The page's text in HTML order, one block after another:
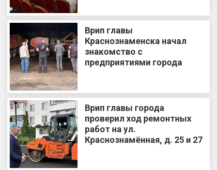
Врип главы
Краснознаменска начал
знакомство с
предприятиями города
Врип главы города
проверил ход ремонтных
работ на ул.
Краснознамённая, д. 25 и 27